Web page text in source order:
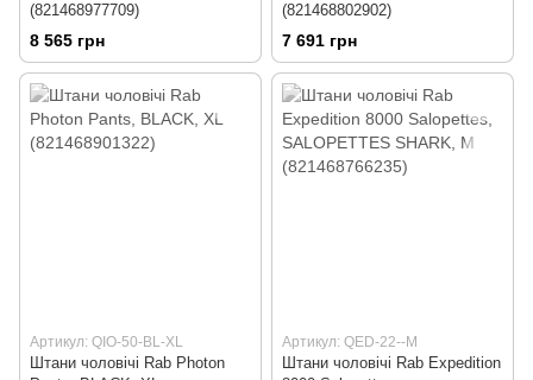
(821468977709)
8 565 грн
(821468802902)
7 691 грн
Артикул: QIO-50-BL-XL
Штани чоловічі Rab Photon
Артикул: QED-22--M
Штани чоловічі Rab Expedition